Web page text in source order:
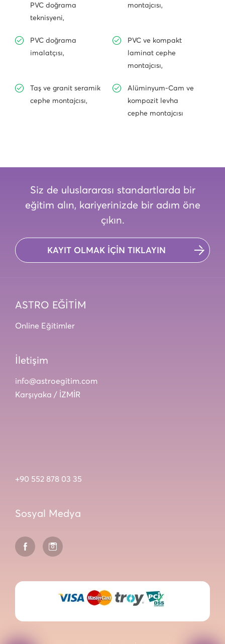
PVC doğrama
teknisyeni,
montajcısı,
PVC doğrama
imalatçısı,
PVC ve kompakt
laminat cephe
montajcısı,
Taş ve granit seramik
cephe montajcısı,
Alüminyum-Cam ve
kompozit levha
cephe montajcısı
Siz de uluslararası standartlarda bir
eğitim alın, kariyerinizde bir adım öne
çıkın.
KAYIT OLMAK İÇİN TIKLAYIN
ASTRO EĞİTİM
Online Eğitimler
İletişim
info@astroegitim.com
Karşıyaka / İZMİR
+90 552 878 03 35
Sosyal Medya